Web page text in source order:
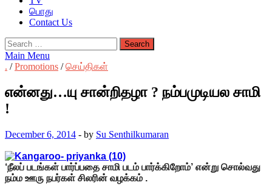
பொது
Contact Us
Search
for:
Main Menu
. /Promotions /செய்திகள்
என்னது…யு சான்றிதழா ? நம்பமுடியல சாமி
!
December 6, 2014 - by Su Senthilkumaran
‘நீலப் படங்கள் பார்ப்பதை சாமி படம் பார்க்கிறோம்’ என்று சொல்வது
நம்ம ஊரு நபர்கள் சிலரின் வழக்கம் .